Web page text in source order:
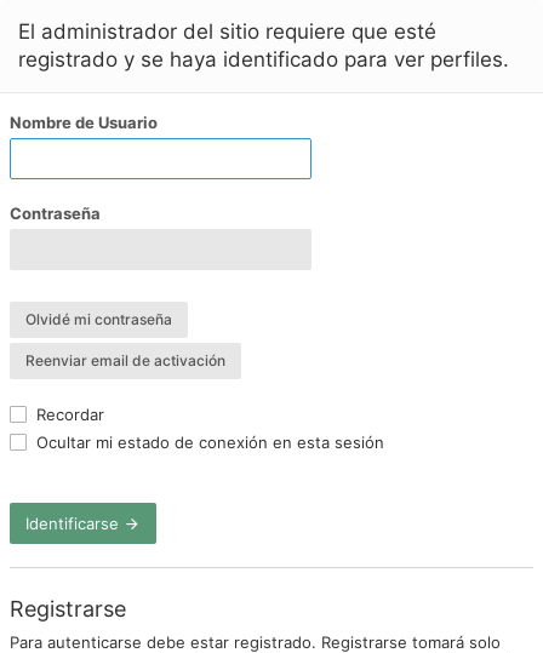
El administrador del sitio requiere que esté
registrado y se haya identificado para ver perfiles.
Nombre de Usuario
Contraseña
Olvidé mi contraseña
Reenviar email de activación
Recordar
Ocultar mi estado de conexión en esta sesión
Identificarse
Registrarse
Para autenticarse debe estar registrado. Registrarse tomará solo